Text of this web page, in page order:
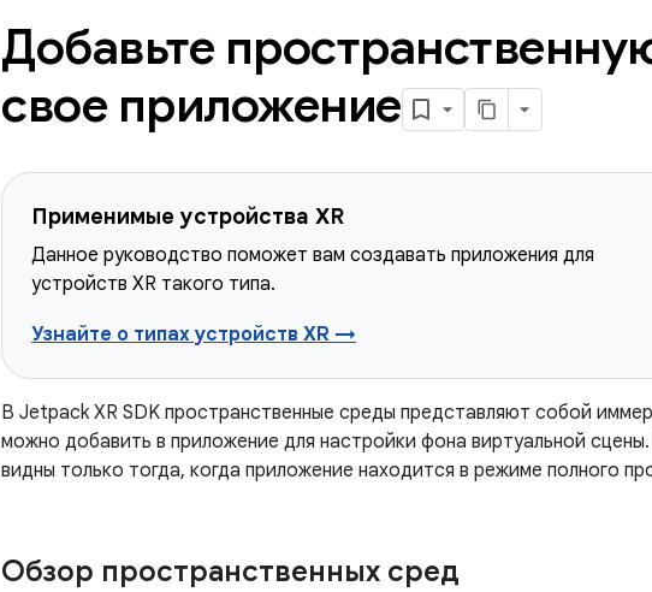
Добавьте
свое приложение
Применимые устройства XR
Данное руководство поможет вам создавать приложения для
устройств XR такого типа.
Узнайте о типах устройств XR →
В Jetpack XR SDK пространственные среды представляют собой
можно добавить в приложение для настройки фона виртуальной
видны только тогда, когда приложение находится в режиме полного
Обзор пространственных сред